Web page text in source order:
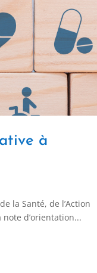
à
la Santé, de l’Action
d’orientation...